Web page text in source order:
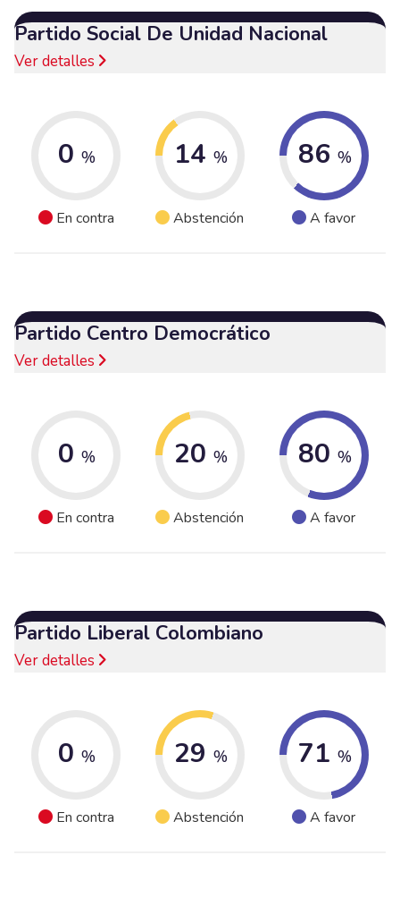
Partido Social De Unidad Nacional
Ver detalles
0 %
En contra
14 %
Abstención
86 %
A favor
Partido Centro Democrático
Ver detalles
0 %
En contra
20 %
Abstención
80 %
A favor
Partido Liberal Colombiano
Ver detalles
0 %
En contra
29 %
Abstención
71 %
A favor